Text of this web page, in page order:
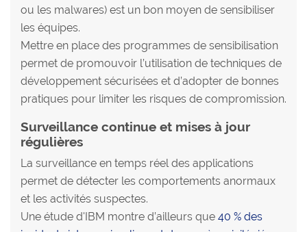
ou les malwares) est un bon moyen de sensibiliser
les équipes.
Mettre en place des programmes de sensibilisation
permet de promouvoir l’utilisation de techniques de
développement sécurisées et d’adopter de bonnes
pratiques pour limiter les risques de compromission.
Surveillance continue et mises à jour
régulières
La surveillance en temps réel des applications
permet de détecter les comportements anormaux
et les activités suspectes.
Une étude d'IBM montre d’ailleurs que 40 % des